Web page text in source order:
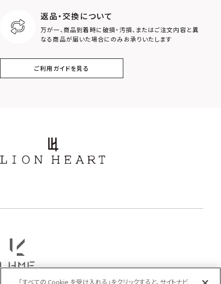
クラウン
フラワー
返品・交換について
万が一、商品到着時に破損・汚損、またはご注文内容と異
なる商品が届いた場合にのみお承りいたします
ご利用ガイドを見る
「すべての Cookie を受け入れる」をクリックすると、サイトナビ